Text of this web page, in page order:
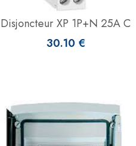
Disjoncteur XP 1P+N 25A C
30.10 €